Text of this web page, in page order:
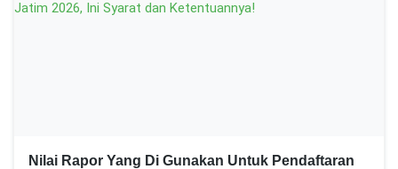
Nilai Rapor Yang Di Gunakan Untuk Pendaftaran